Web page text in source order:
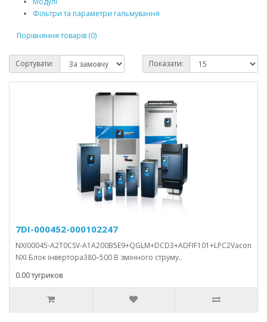
Фільтри та параметри гальмування
Порівняння товарів (0)
Сортувати: Показати:
7DI-000452-000102247
NXI00045-A2T0CSV-A1A200B5E9+QGLM+DCD3+ADFIF101+LPC2Vacon
NXI Блок інвертора380–500 В змінного струму..
0.00 тугриков